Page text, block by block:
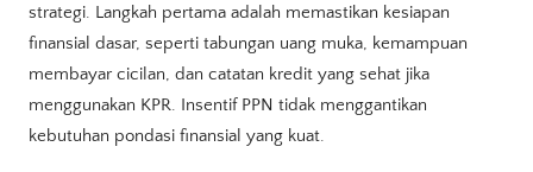
strategi. Langkah pertama adalah memastikan kesiapan
finansial dasar, seperti tabungan uang muka, kemampuan
membayar cicilan, dan catatan kredit yang sehat jika
menggunakan KPR. Insentif PPN tidak menggantikan
kebutuhan pondasi finansial yang kuat.